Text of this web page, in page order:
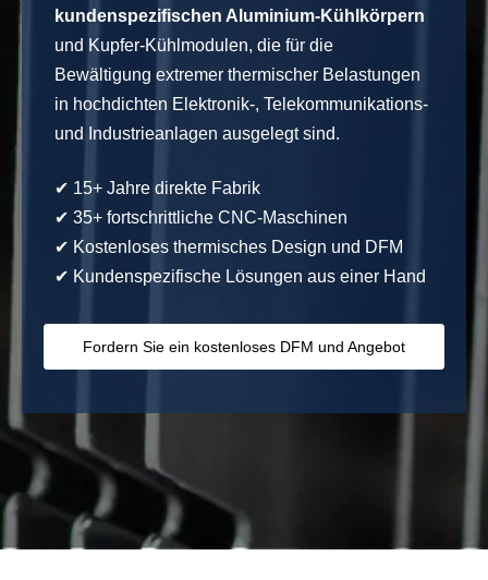
kundenspezifischen Aluminium-Kühlkörpern
und Kupfer-Kühlmodulen, die für die
Bewältigung extremer thermischer Belastungen
in hochdichten Elektronik-, Telekommunikations-
und Industrieanlagen ausgelegt sind.
✔ 15+ Jahre direkte Fabrik
✔ 35+ fortschrittliche CNC-Maschinen
✔ Kostenloses thermisches Design und DFM
✔ Kundenspezifische Lösungen aus einer Hand
Fordern Sie ein kostenloses DFM und Angebot